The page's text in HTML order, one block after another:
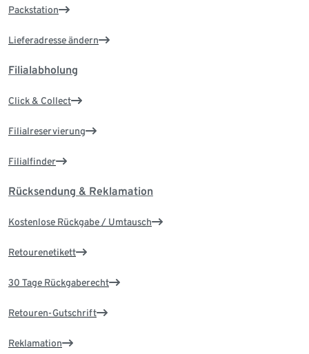
Packstation
Lieferadresse ändern
Filialabholung
Click & Collect
Filialreservierung
Filialfinder
Rücksendung & Reklamation
Kostenlose Rückgabe / Umtausch
Retourenetikett
30 Tage Rückgaberecht
Retouren-Gutschrift
Reklamation